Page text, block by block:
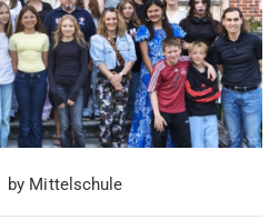
by Mittelschule